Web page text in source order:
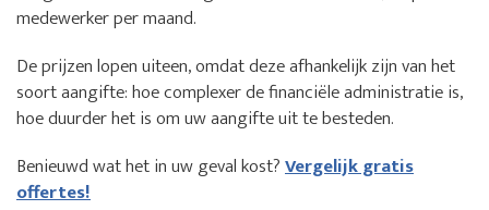
medewerker per maand.
De prijzen lopen uiteen, omdat deze afhankelijk zijn van het
soort aangifte: hoe complexer de financiële administratie is,
hoe duurder het is om uw aangifte uit te besteden.
Benieuwd wat het in uw geval kost?Vergelijk gratis
offertes!